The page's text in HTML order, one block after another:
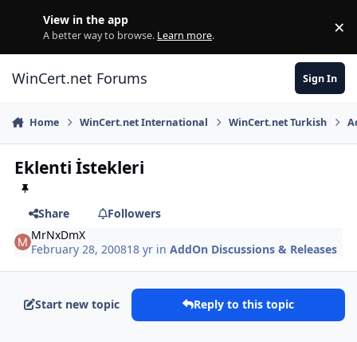
View in the app
A better way to browse. Learn more. ×
WinCert.net Forums Sign In
Home WinCert.net International WinCert.net Turkish
Eklenti İstekleri
Share
Followers
MrNxDmX
February 28, 200818 yr inAddOn Discussions & Releases
Start new topic Reply to this topic